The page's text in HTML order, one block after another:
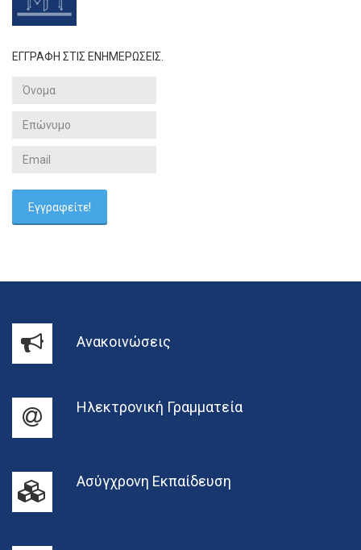
ΕΓΓΡΑΦΗ ΣΤΙΣ ΕΝΗΜΕΡΩΣΕΙΣ.
Ανακοινώσεις
Ηλεκτρονική Γραμματεία
Ασύγχρονη Εκπαίδευση